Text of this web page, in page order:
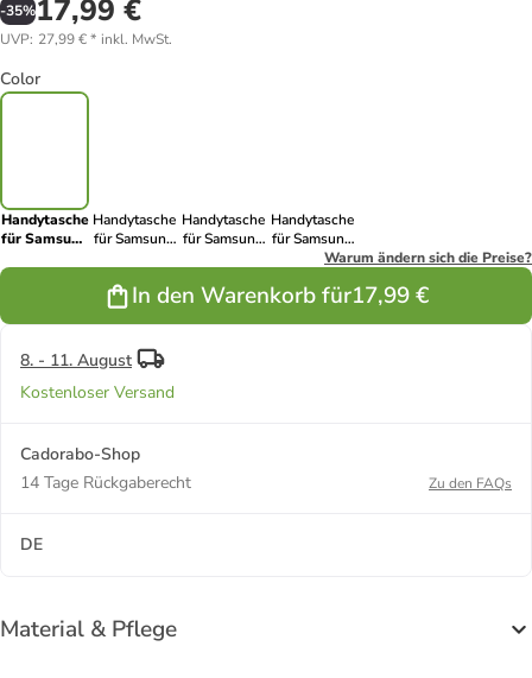
-35%17,99 €
UVP: 27,99 €* inkl. MwSt.
Color
Handytasche
für Samsung
Umhängetasche
Handytasche
für Samsung
Umhängetasche
in Rot
Handytasche
für Samsung
Umhängetasche
Handytasche
für Samsung
Galaxy J7
Umhängetasche
Warum ändern sich die Preise?
In den Warenkorb für17,99 €
8. - 11. August
Kostenloser Versand
Cadorabo-Shop
14 Tage Rückgaberecht
Zu den FAQs
DE
Material & Pflege